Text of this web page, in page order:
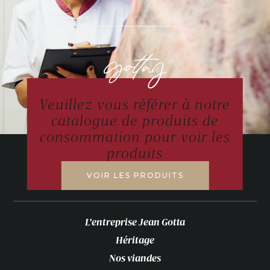
Veuillez vous référer à notre
catalogue de produits de
consommation pour voir les
produits
VOIR LES PRODUITS
L’entreprise Jean Gotta
Héritage
Nos viandes